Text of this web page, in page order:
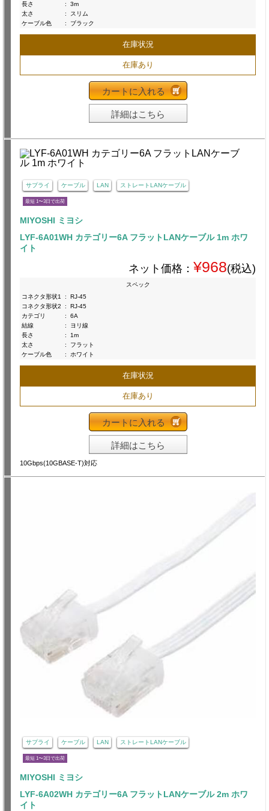
長さ
:
3m
太さ
:
スリム
ケーブル色
: ブラック
在庫状況
在庫あり
カートに入れる
詳細はこちら
サプライ ケーブル LAN ストレートLANケーブル
最短 1〜3日で出荷
MIYOSHI ミヨシ
LYF-6A01WH カテゴリー6A フラットLANケーブル 1m ホワ
イト
ネット価格： ¥968(税込)
スペック
コネクタ形状1
:
RJ-45
コネクタ形状2
:
RJ-45
カテゴリ
:
6A
結線
:
ヨリ線
長さ
:
1m
太さ
:
フラット
ケーブル色
: ホワイト
在庫状況
在庫あり
カートに入れる
詳細はこちら
10Gbps(10GBASE-T)対応
サプライ ケーブル LAN ストレートLANケーブル
最短 1〜3日で出荷
MIYOSHI ミヨシ
LYF-6A02WH カテゴリー6A フラットLANケーブル 2m ホワ
イト